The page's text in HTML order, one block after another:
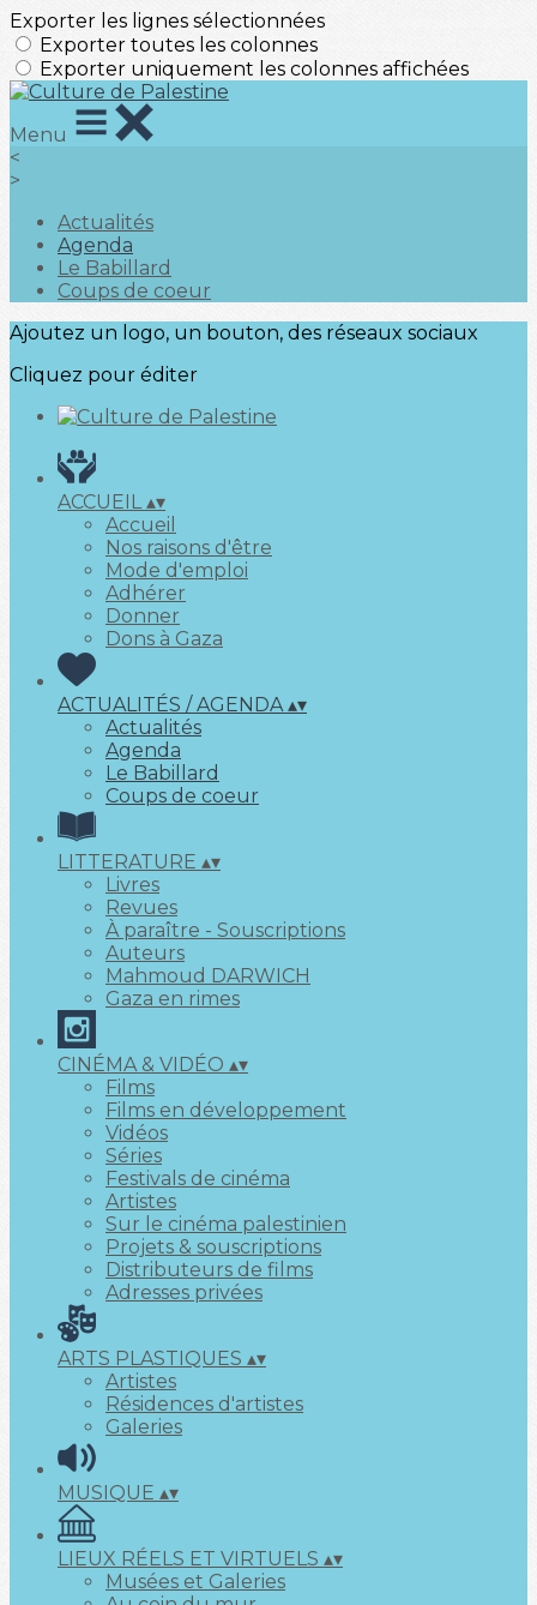
Exporter les lignes sélectionnées
Exporter toutes les colonnes
Exporter uniquement les colonnes affichées
Menu
<
>
Actualités
Agenda
Le Babillard
Coups de coeur
Ajoutez un logo, un bouton, des réseaux sociaux
Cliquez pour éditer
ACCUEIL▴▾
Accueil
Nos raisons d'être
Mode d'emploi
Adhérer
Donner
Dons à Gaza
ACTUALITÉS / AGENDA▴▾
Actualités
Agenda
Le Babillard
Coups de coeur
LITTERATURE ▴▾
Livres
Revues
À paraître - Souscriptions
Auteurs
Mahmoud DARWICH
Gaza en rimes
CINÉMA & VIDÉO ▴▾
Films
Films en développement
Vidéos
Séries
Festivals de cinéma
Artistes
Sur le cinéma palestinien
Projets & souscriptions
Distributeurs de films
Adresses privées
ARTS PLASTIQUES ▴▾
Artistes
Résidences d'artistes
Galeries
MUSIQUE ▴▾
LIEUX RÉELS ET VIRTUELS ▴▾
Musées et Galeries